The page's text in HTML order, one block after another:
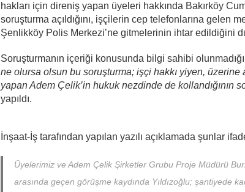
hakları için direniş yapan üyeleri hakkında Bakırköy
soruşturma açıldığını, işçilerin cep telefonlarına gelen
Şenlikköy Polis Merkezi’ne gitmelerinin ihtar edildiğini
Soruşturmanın içeriği konusunda bilgi sahibi
ne olursa olsun bu soruşturma; işçi hakkı yiyen, üzerine
yapan Adem Çelik’in hukuk nezdinde de kollandığının
yapıldı.
İnşaat-İş tarafından yapılan yazılı açıklamada şunlar
Üyelerimiz ve Adem Çelik Şirketler Grubu Proje Müdürü
arasında geçen görüşme kaydında Yıldızoğlu; şantiyede